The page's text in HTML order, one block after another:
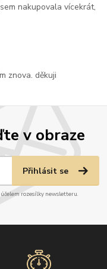
v obraze
Přihlásit se
rozesílky newsletteru.
nakupovala vícekrát,
znova. děkuji